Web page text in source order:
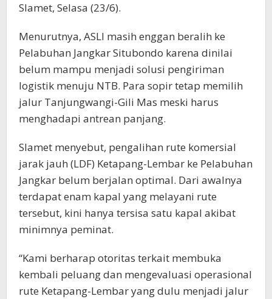
Slamet, Selasa (23/6).
Menurutnya, ASLI masih enggan beralih ke
Pelabuhan Jangkar Situbondo karena dinilai
belum mampu menjadi solusi pengiriman
logistik menuju NTB. Para sopir tetap memilih
jalur Tanjungwangi-Gili Mas meski harus
menghadapi antrean panjang.
Slamet menyebut, pengalihan rute komersial
jarak jauh (LDF) Ketapang-Lembar ke Pelabuhan
Jangkar belum berjalan optimal. Dari awalnya
terdapat enam kapal yang melayani rute
tersebut, kini hanya tersisa satu kapal akibat
minimnya peminat.
“Kami berharap otoritas terkait membuka
kembali peluang dan mengevaluasi operasional
rute Ketapang-Lembar yang dulu menjadi jalur